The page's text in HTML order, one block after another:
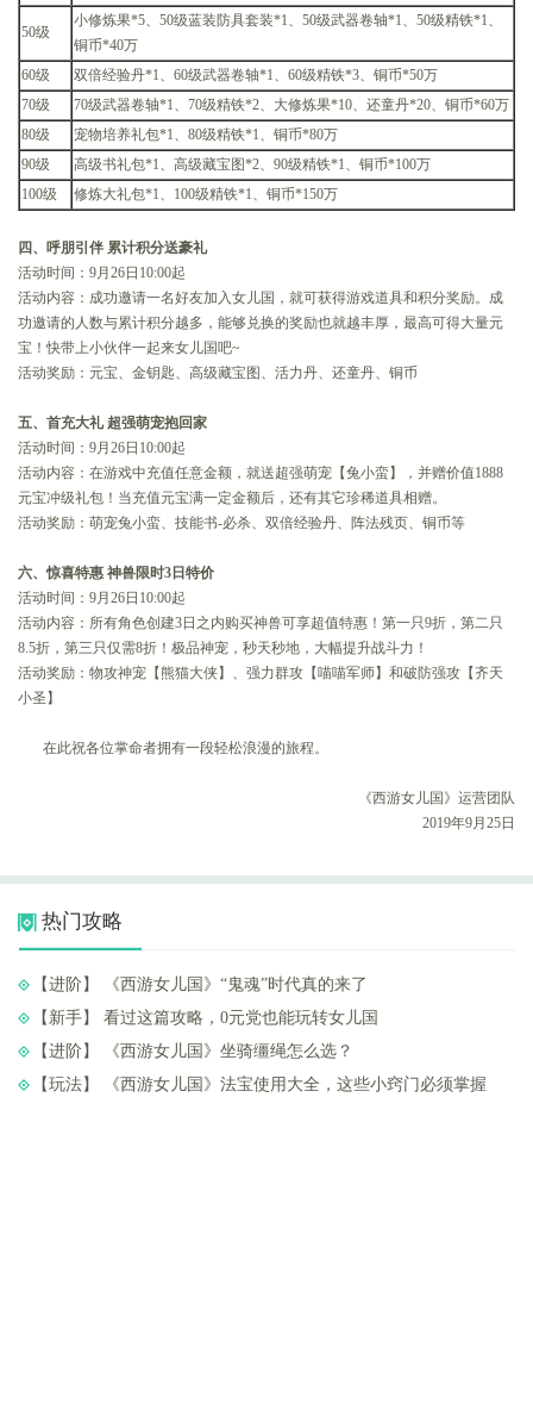
50级
小修炼果*5、50级蓝装防具套装*1、50级武器卷轴*1、50级精铁*1、
铜币*40万
60级
双倍经验丹*1、60级武器卷轴*1、60级精铁*3、铜币*50万
70级
70级武器卷轴*1、70级精铁*2、大修炼果*10、还童丹*20、铜币*60万
80级
宠物培养礼包*1、80级精铁*1、铜币*80万
90级
高级书礼包*1、高级藏宝图*2、90级精铁*1、铜币*100万
100级
修炼大礼包*1、100级精铁*1、铜币*150万
四、呼朋引伴 累计积分送豪礼
活动时间：9月26日10:00起
活动内容：成功邀请一名好友加入女儿国，就可获得游戏道具和积分奖励。成
功邀请的人数与累计积分越多，能够兑换的奖励也就越丰厚，最高可得大量元
宝！快带上小伙伴一起来女儿国吧~
活动奖励：元宝、金钥匙、高级藏宝图、活力丹、还童丹、铜币
五、首充大礼 超强萌宠抱回家
活动时间：9月26日10:00起
活动内容：在游戏中充值任意金额，就送超强萌宠【兔小蛮】，并赠价值1888
元宝冲级礼包！当充值元宝满一定金额后，还有其它珍稀道具相赠。
活动奖励：萌宠兔小蛮、技能书-必杀、双倍经验丹、阵法残页、铜币等
六、惊喜特惠 神兽限时3日特价
活动时间：9月26日10:00起
活动内容：所有角色创建3日之内购买神兽可享超值特惠！第一只9折，第二只
8.5折，第三只仅需8折！极品神宠，秒天秒地，大幅提升战斗力！
活动奖励：物攻神宠【熊猫大侠】、强力群攻【喵喵军师】和破防强攻【齐天
小圣】
在此祝各位掌命者拥有一段轻松浪漫的旅程。
《西游女儿国》运营团队
2019年9月25日
热门攻略
【进阶】 ​《西游女儿国》“鬼魂”时代真的来了
【新手】 ​看过这篇攻略，0元党也能玩转女儿国
【进阶】 ​《西游女儿国》坐骑缰绳怎么选？
【玩法】 ​《西游女儿国》法宝使用大全，这些小窍门必须掌握